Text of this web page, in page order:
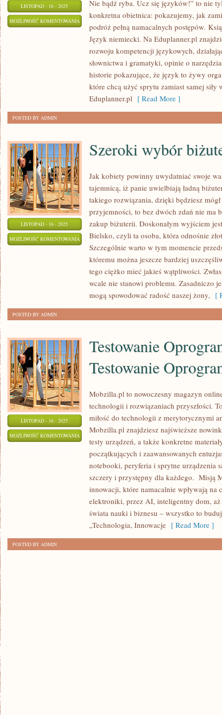
LISTOPAD - 16 - 2025
MOŻLIWOŚĆ KOMENTOWANIA
KTÓRYCH
Nie bądź ryba. Ucz się języków!” to nie
konkretna obietnica: pokazujemy, jak
podróż pełną namacalnych postępów.
Język niemiecki. Na Eduplanner.pl
rozwoju kompetencji językowych,
słownictwa i gramatyki, opinie o
historie pokazujące, że język to żywy
które chcą użyć sprytu zamiast samej
Eduplanner.pl [ Read More ]
POSTED BY ADMIN
LISTOPAD - 16 - 2025
MOŻLIWOŚĆ KOMENTOWANIA SZEROKI
WYBÓR
BIŻUTERII
KAŻDEGO
Szeroki wybór
Jak kobiety powinny uwydatniać swoje
tajemnicą, iż panie uwielbiają ładną
takiego rozwiązania, dzięki będziesz
przyjemności, to bez dwóch zdań nie ma
zakup biżuterii. Doskonałym wyjściem
Bielsko, czyli ta osoba, która odnośnie
Szczególnie warto w tym momencie
któremu można jeszcze bardziej
tego ciężko mieć jakieś wątpliwości.
wcale nie stanowi problemu. Zasadniczo
mogą spowodować radość naszej żony, [
POSTED BY ADMIN
LISTOPAD - 16 - 2025
MOŻLIWOŚĆ KOMENTOWANIA
OPROGRAMOWANIA
Testowanie
Testowanie
Mobzilla.pl to nowoczesny magazyn
technologii i rozwiązaniach przyszłości.
miłość do technologii z merytorycznymi
Mobzilla.pl znajdziesz najświeższe
testy urządzeń, a także konkretne
początkujących i zaawansowanych
notebooki, peryferia i sprytne urządzenia
szczery i przystępny dla każdego. Misją
innowacji, które namacalnie wpływają na
elektroniki, przez AI, inteligentny dom,
świata nauki i biznesu – wszystko to
„Technologia, Innowacje [ Read More ]
POSTED BY ADMIN